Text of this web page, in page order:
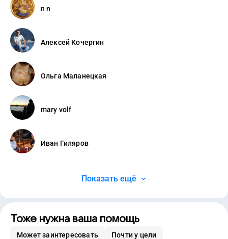
n n
Алексей Кочергин
Ольга Маланецкая
mary volf
Иван Гиляров
Показать ещё
Тоже нужна ваша помощь
Может заинтересовать Почти у цели